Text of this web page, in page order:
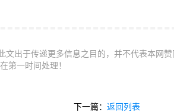
出于传递更多信息之目的，并不代表本网
第一时间处理！
下一篇： 返回列表